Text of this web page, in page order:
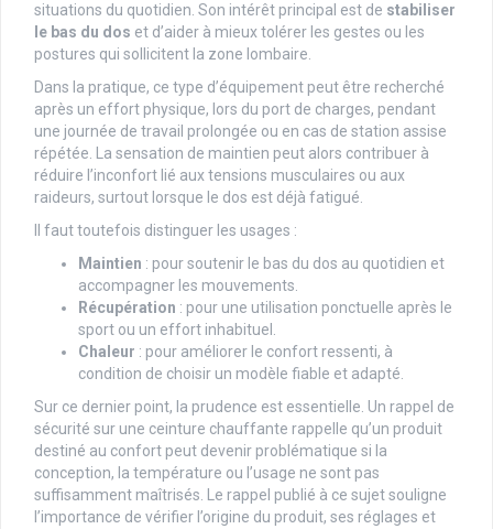
situations du quotidien. Son intérêt principal est de stabiliser
le bas du dos et d’aider à mieux tolérer les gestes ou les
postures qui sollicitent la zone lombaire.
Dans la pratique, ce type d’équipement peut être recherché
après un effort physique, lors du port de charges, pendant
une journée de travail prolongée ou en cas de station assise
répétée. La sensation de maintien peut alors contribuer à
réduire l’inconfort lié aux tensions musculaires ou aux
raideurs, surtout lorsque le dos est déjà fatigué.
Il faut toutefois distinguer les usages :
Maintien : pour soutenir le bas du dos au quotidien et
accompagner les mouvements.
Récupération : pour une utilisation ponctuelle après le
sport ou un effort inhabituel.
Chaleur : pour améliorer le confort ressenti, à
condition de choisir un modèle fiable et adapté.
Sur ce dernier point, la prudence est essentielle. Un rappel de
sécurité sur une ceinture chauffante rappelle qu’un produit
destiné au confort peut devenir problématique si la
conception, la température ou l’usage ne sont pas
suffisamment maîtrisés. Le rappel publié à ce sujet souligne
l’importance de vérifier l’origine du produit, ses réglages et